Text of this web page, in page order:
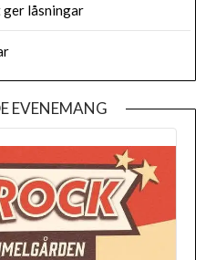
låsningar
EVENEMANG